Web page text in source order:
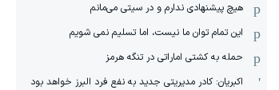
هیچ پیشنهادی ندارم و در سیتی می‌مانم
این تمام توان ما نیست، اما تسلیم نمی شویم
حمله به کشتی اماراتی در تنگه هرمز
اکبریان: کادر مدیریتی جدید به نفع فرد البرز خواهد بود